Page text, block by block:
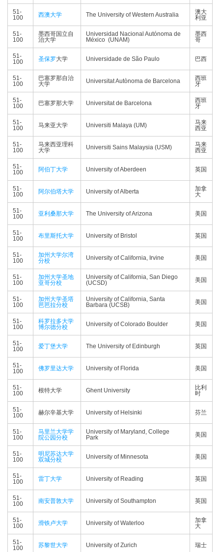
51-
100
西澳大学 The University of Western Australia
澳大
利亚
51-
100
墨西哥国立自
治大学
Universidad Nacional Autónoma de
México (UNAM)
墨西
哥
51-
100
圣保罗大学 Universidade de São Paulo 巴西
51-
100
巴塞罗那自治
大学
Universitat Autònoma de Barcelona
西班
牙
51-
100
巴塞罗那大学 Universitat de Barcelona
西班
牙
51-
100
马来亚大学 Universiti Malaya (UM)
马来
西亚
51-
100
马来西亚理科
大学
Universiti Sains Malaysia (USM)
马来
西亚
51-
100
阿伯丁大学 University of Aberdeen 英国
51-
100
阿尔伯塔大学 University of Alberta
加拿
大
51-
100
亚利桑那大学 The University of Arizona 美国
51-
100
布里斯托大学 University of Bristol 英国
51-
100
加州大学尔湾
分校
University of California, Irvine 美国
51-
100
加州大学圣地
亚哥分校
University of California, San Diego
(UCSD)
美国
51-
100
加州大学圣塔
芭芭拉分校
University of California, Santa
Barbara (UCSB)
美国
51-
100
科罗拉多大学
博尔德分校
University of Colorado Boulder 美国
51-
100
爱丁堡大学 The University of Edinburgh 英国
51-
100
佛罗里达大学 University of Florida 美国
51-
100
根特大学 Ghent University
比利
时
51-
100
赫尔辛基大学 University of Helsinki 芬兰
51-
100
马里兰大学学
院公园分校
University of Maryland, College
Park
美国
51-
100
明尼苏达大学
双城分校
University of Minnesota 美国
51-
100
雷丁大学 University of Reading 英国
51-
100
南安普敦大学 University of Southampton 英国
51-
100
滑铁卢大学 University of Waterloo
加拿
大
51-
100
苏黎世大学 University of Zurich 瑞士